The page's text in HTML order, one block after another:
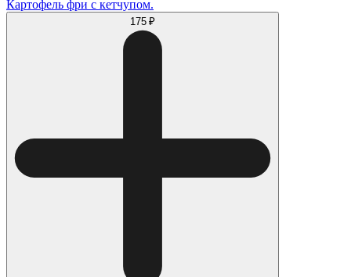
Картофель фри с кетчупом.
175 ₽